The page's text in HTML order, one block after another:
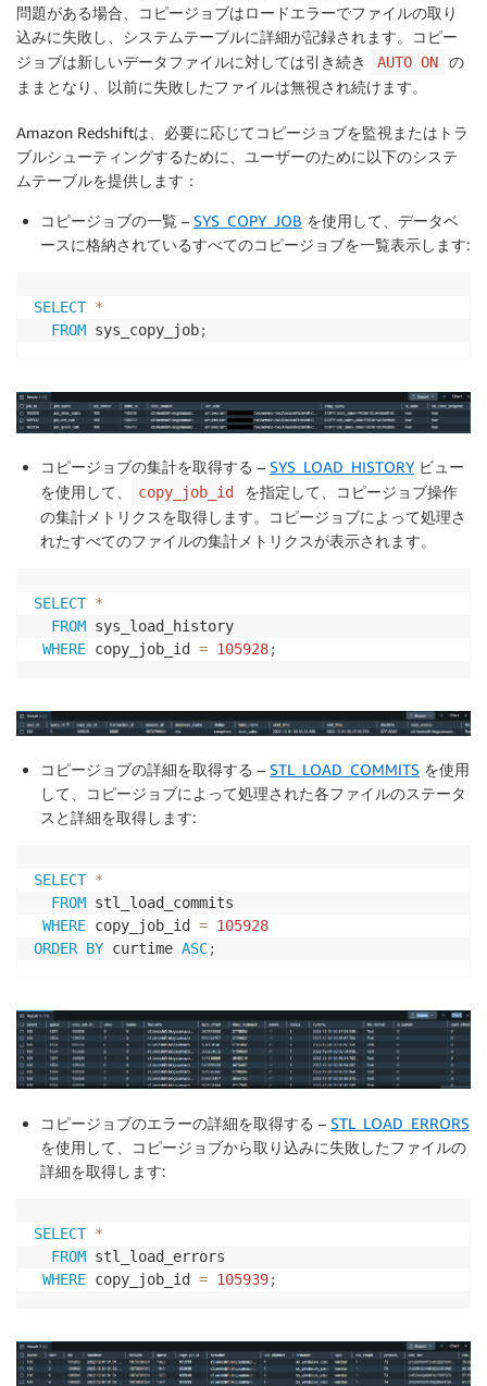
問題がある場合、コピージョブはロードエラーでファイルの取り
込みに失敗し、システムテーブルに詳細が記録されます。コピー
ジョブは新しいデータファイルに対しては引き続き
AUTO ON
の
ままとなり、以前に失敗したファイルは無視され続けます。
Amazon Redshiftは、必要に応じてコピージョブを監視またはトラ
ブルシューティングするために、ユーザーのために以下のシステ
ムテーブルを提供します：
コピージョブの一覧 – SYS_COPY_JOB を使用して、データベ
ースに格納されているすべてのコピージョブを一覧表示します:
SELECT *
FROM sys_copy_job;
コピージョブの集計を取得する – SYS_LOAD_HISTORY ビュー
を使用して、
copy_job_id
を指定して、コピージョブ操作
の集計メトリクスを取得します。コピージョブによって処理さ
れたすべてのファイルの集計メトリクスが表示されます。
SELECT *
FROM sys_load_history
WHERE copy_job_id = 105928;
コピージョブの詳細を取得する – STL_LOAD_COMMITS を使用
して、コピージョブによって処理された各ファイルのステータ
スと詳細を取得します:
SELECT *
FROM stl_load_commits
WHERE copy_job_id = 105928
ORDER BY curtime ASC;
コピージョブのエラーの詳細を取得する – STL_LOAD_ERRORS
を使用して、コピージョブから取り込みに失敗したファイルの
詳細を取得します:
SELECT *
FROM stl_load_errors
WHERE copy_job_id = 105939;